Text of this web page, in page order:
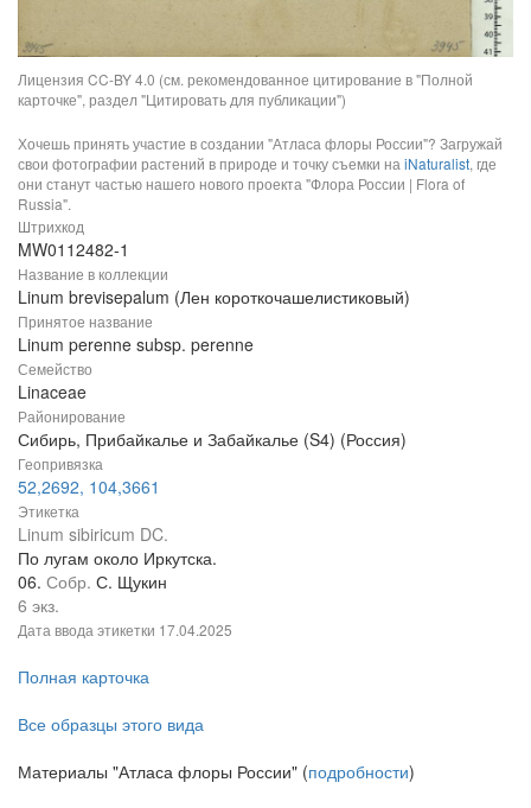
Лицензия CC-BY 4.0 (см. рекомендованное цитирование в "Полной
карточке", раздел "Цитировать для публикации")
Хочешь принять участие в создании "Атласа флоры России"? Загружай
свои фотографии растений в природе и точку съемки на iNaturalist, где
они станут частью нашего нового проекта "Флора России | Flora of
Russia".
Штрихкод
MW0112482-1
Название в коллекции
Linum brevisepalum (Лен короткочашелистиковый)
Принятое название
Linum perenne subsp. perenne
Семейство
Linaceae
Районирование
Сибирь, Прибайкалье и Забайкалье (S4) (Россия)
Геопривязка
52,2692, 104,3661
Этикетка
Linum sibiricum DC.
По лугам около Иркутска.
06. Собр. С. Щукин
6 экз.
Дата ввода этикетки 17.04.2025
Полная карточка
Все образцы этого вида
Материалы "Атласа флоры России" (подробности)